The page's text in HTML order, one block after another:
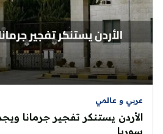
عربي و عالمي
الأردن يستنكر تفجير جرمانا
سوريا